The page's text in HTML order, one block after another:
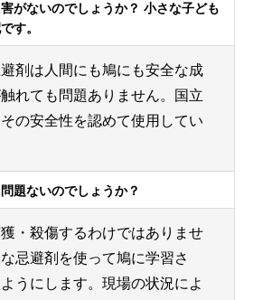
がないのでしょうか？ 小さな子ども
す。
剤は人間にも鳩にも安全な成
れても問題ありません。国立
の安全性を認めて使用してい
題ないのでしょうか？
・殺傷するわけではありませ
忌避剤を使って鳩に学習さ
うにします。現場の状況によ